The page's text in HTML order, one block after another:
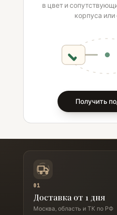
в цвет и
корпуса
Получить
01
Доставка от 1 дня
Москва, область и ТК по РФ